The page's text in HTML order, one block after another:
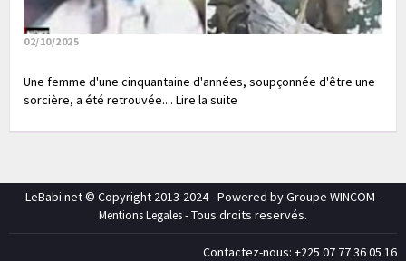
02/10/2025
Une femme d'une cinquantaine d'années, soupçonnée d'être une
sorcière, a été retrouvée.... Lire la suite
LeBabi.net © Copyright 2013-2024 - Powered by Groupe WINCOM -
Mentions Legales- Tous droits reservés.
Contactez-nous: +225 07 77 36 05 16